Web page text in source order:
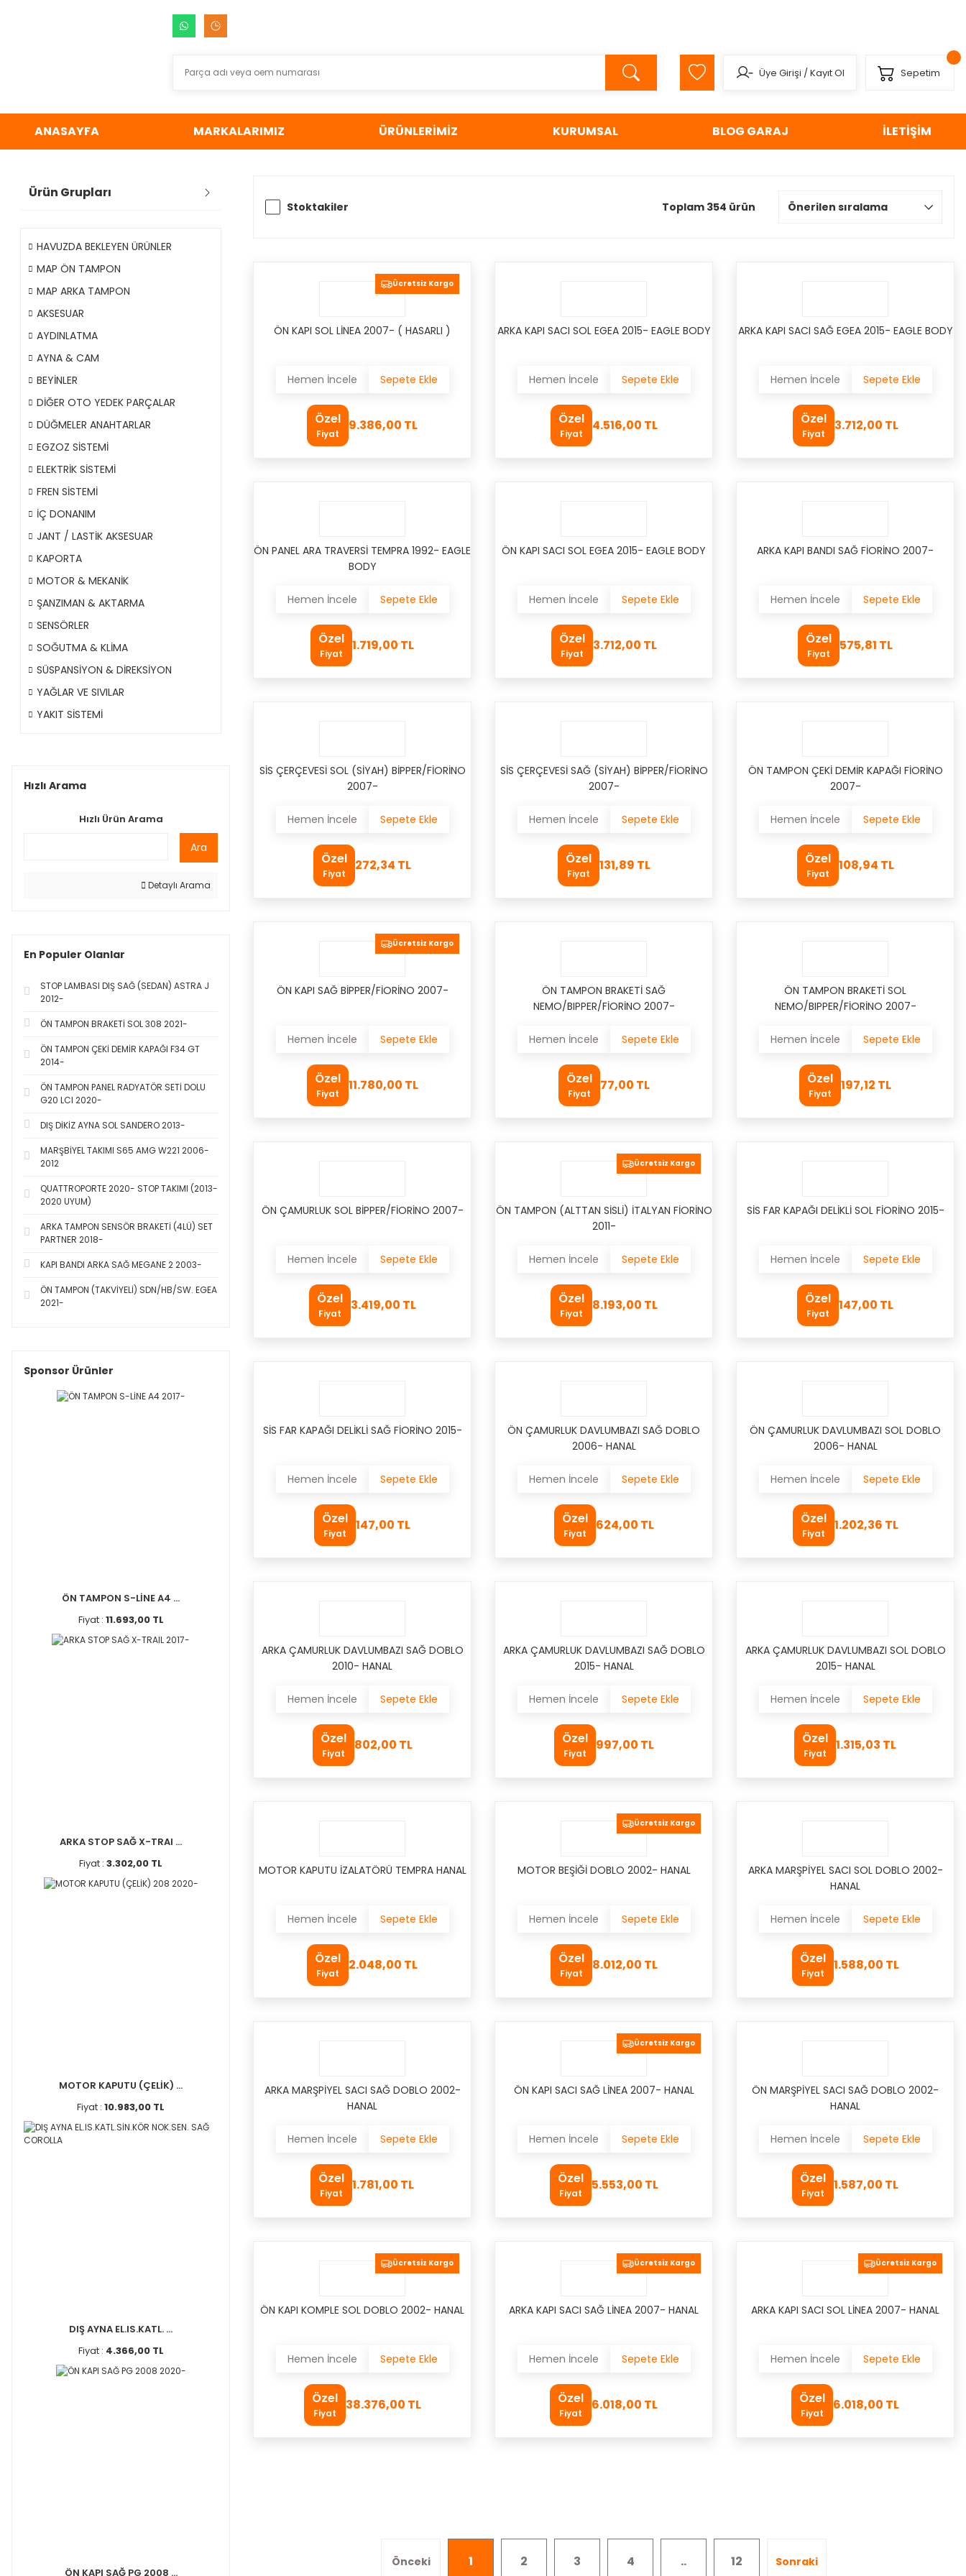
Üye Girişi /Kayıt Ol Sepetim
ANASAYFA MARKALARIMIZ ÜRÜNLERİMİZ KURUMSAL BLOG GARAJ İLETİŞİM
Ürün Grupları
HAVUZDA BEKLEYEN ÜRÜNLER
MAP ÖN TAMPON
MAP ARKA TAMPON
AKSESUAR
AYDINLATMA
AYNA & CAM
BEYİNLER
DİĞER OTO YEDEK PARÇALAR
DÜĞMELER ANAHTARLAR
EGZOZ SİSTEMİ
ELEKTRİK SİSTEMİ
FREN SİSTEMİ
İÇ DONANIM
JANT / LASTİK AKSESUAR
KAPORTA
MOTOR & MEKANİK
ŞANZIMAN & AKTARMA
SENSÖRLER
SOĞUTMA & KLİMA
SÜSPANSİYON & DİREKSİYON
YAĞLAR VE SIVILAR
YAKIT SİSTEMİ
Hızlı Arama
Hızlı Ürün Arama
Ara
Detaylı Arama
En Populer Olanlar
STOP LAMBASI DIŞ SAĞ (SEDAN) ASTRA J
2012-
ÖN TAMPON BRAKETİ SOL 308 2021-
ÖN TAMPON ÇEKİ DEMİR KAPAĞI F34 GT
2014-
ÖN TAMPON PANEL RADYATÖR SETİ DOLU
G20 LCI 2020-
DIŞ DİKİZ AYNA SOL SANDERO 2013-
MARŞBİYEL TAKIMI S65 AMG W221 2006-
2012
QUATTROPORTE 2020- STOP TAKIMI (2013-
2020 UYUM)
ARKA TAMPON SENSÖR BRAKETİ (4LÜ) SET
PARTNER 2018-
KAPI BANDI ARKA SAĞ MEGANE 2 2003-
ÖN TAMPON (TAKVİYELİ) SDN/HB/SW. EGEA
2021-
Sponsor Ürünler
ÖN TAMPON S-LİNE A4 ...
Fiyat : 11.693,00 TL
ARKA STOP SAĞ X-TRAI ...
Fiyat : 3.302,00 TL
MOTOR KAPUTU (ÇELİK) ...
Fiyat : 10.983,00 TL
DIŞ AYNA EL.IS.KATL. ...
Fiyat : 4.366,00 TL
ÖN KAPI SAĞ PG 2008 ...
Stoktakiler Toplam 354 ürün
Ücretsiz Kargo
ÖN KAPI SOL LİNEA 2007- ( HASARLI )
Hemen İncele Sepete Ekle
Özel
Fiyat
9.386,00 TL
ARKA KAPI SACI SOL EGEA 2015- EAGLE BODY
Hemen İncele Sepete Ekle
Özel
Fiyat
4.516,00 TL
ARKA KAPI SACI SAĞ EGEA 2015- EAGLE BODY
Hemen İncele Sepete Ekle
Özel
Fiyat
3.712,00 TL
ÖN PANEL ARA TRAVERSİ TEMPRA 1992- EAGLE
BODY
Hemen İncele Sepete Ekle
Özel
Fiyat
1.719,00 TL
ÖN KAPI SACI SOL EGEA 2015- EAGLE BODY
Hemen İncele Sepete Ekle
Özel
Fiyat
3.712,00 TL
ARKA KAPI BANDI SAĞ FİORİNO 2007-
Hemen İncele Sepete Ekle
Özel
Fiyat
575,81 TL
SİS ÇERÇEVESİ SOL (SİYAH) BİPPER/FİORİNO
2007-
Hemen İncele Sepete Ekle
Özel
Fiyat
272,34 TL
SİS ÇERÇEVESİ SAĞ (SİYAH) BİPPER/FİORİNO
2007-
Hemen İncele Sepete Ekle
Özel
Fiyat
131,89 TL
ÖN TAMPON ÇEKİ DEMİR KAPAĞI FİORİNO
2007-
Hemen İncele Sepete Ekle
Özel
Fiyat
108,94 TL
Ücretsiz Kargo
ÖN KAPI SAĞ BİPPER/FİORİNO 2007-
Hemen İncele Sepete Ekle
Özel
Fiyat
11.780,00 TL
ÖN TAMPON BRAKETİ SAĞ
NEMO/BIPPER/FİORİNO 2007-
Hemen İncele Sepete Ekle
Özel
Fiyat
77,00 TL
ÖN TAMPON BRAKETİ SOL
NEMO/BIPPER/FİORİNO 2007-
Hemen İncele Sepete Ekle
Özel
Fiyat
197,12 TL
ÖN ÇAMURLUK SOL BİPPER/FİORİNO 2007-
Hemen İncele Sepete Ekle
Özel
Fiyat
3.419,00 TL
Ücretsiz Kargo
ÖN TAMPON (ALTTAN SİSLİ) İTALYAN FİORİNO
2011-
Hemen İncele Sepete Ekle
Özel
Fiyat
8.193,00 TL
SİS FAR KAPAĞI DELİKLİ SOL FİORİNO 2015-
Hemen İncele Sepete Ekle
Özel
Fiyat
147,00 TL
SİS FAR KAPAĞI DELİKLİ SAĞ FİORİNO 2015-
Hemen İncele Sepete Ekle
Özel
Fiyat
147,00 TL
ÖN ÇAMURLUK DAVLUMBAZI SAĞ DOBLO
2006- HANAL
Hemen İncele Sepete Ekle
Özel
Fiyat
624,00 TL
ÖN ÇAMURLUK DAVLUMBAZI SOL DOBLO
2006- HANAL
Hemen İncele Sepete Ekle
Özel
Fiyat
1.202,36 TL
ARKA ÇAMURLUK DAVLUMBAZI SAĞ DOBLO
2010- HANAL
Hemen İncele Sepete Ekle
Özel
Fiyat
802,00 TL
ARKA ÇAMURLUK DAVLUMBAZI SAĞ DOBLO
2015- HANAL
Hemen İncele Sepete Ekle
Özel
Fiyat
997,00 TL
ARKA ÇAMURLUK DAVLUMBAZI SOL DOBLO
2015- HANAL
Hemen İncele Sepete Ekle
Özel
Fiyat
1.315,03 TL
MOTOR KAPUTU İZALATÖRÜ TEMPRA HANAL
Hemen İncele Sepete Ekle
Özel
Fiyat
2.048,00 TL
Ücretsiz Kargo
MOTOR BEŞİĞİ DOBLO 2002- HANAL
Hemen İncele Sepete Ekle
Özel
Fiyat
8.012,00 TL
ARKA MARŞPİYEL SACI SOL DOBLO 2002-
HANAL
Hemen İncele Sepete Ekle
Özel
Fiyat
1.588,00 TL
ARKA MARŞPİYEL SACI SAĞ DOBLO 2002-
HANAL
Hemen İncele Sepete Ekle
Özel
Fiyat
1.781,00 TL
Ücretsiz Kargo
ÖN KAPI SACI SAĞ LİNEA 2007- HANAL
Hemen İncele Sepete Ekle
Özel
Fiyat
5.553,00 TL
ÖN MARŞPİYEL SACI SAĞ DOBLO 2002-
HANAL
Hemen İncele Sepete Ekle
Özel
Fiyat
1.587,00 TL
Ücretsiz Kargo
ÖN KAPI KOMPLE SOL DOBLO 2002- HANAL
Hemen İncele Sepete Ekle
Özel
Fiyat
38.376,00 TL
Ücretsiz Kargo
ARKA KAPI SACI SAĞ LİNEA 2007- HANAL
Hemen İncele Sepete Ekle
Özel
Fiyat
6.018,00 TL
Ücretsiz Kargo
ARKA KAPI SACI SOL LİNEA 2007- HANAL
Hemen İncele Sepete Ekle
Özel
Fiyat
6.018,00 TL
1 2 3 4 .. 12